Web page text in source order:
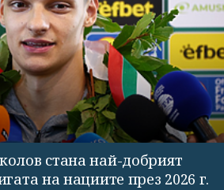
стана най-добрият
на нациите през 2026 г.